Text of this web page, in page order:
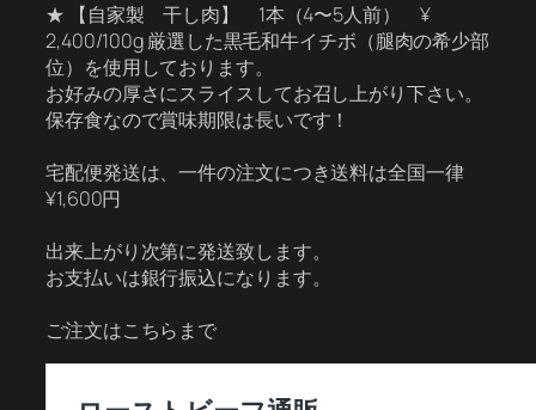
★ 【自家製 干し肉】 1本（4〜5人前） ¥
2,400/100g 厳選した黒毛和牛イチボ（腿肉の希少部
位）を使用しております。
お好みの厚さにスライスしてお召し上がり下さい。
保存食なので賞味期限は長いです！
宅配便発送は、一件の注文につき送料は全国一律
¥1,600円
出来上がり次第に発送致します。
お支払いは銀行振込になります。
ご注文はこちらまで